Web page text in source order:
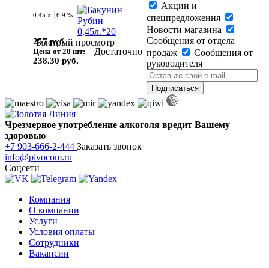
Быстрый просмотр
0.45 л. 6.9 %
257 руб.
Цена от 20 шт:
238.30 руб.
Достаточно
Акции и
спецпредложения
Новости магазина
Сообщения от отдела
продаж
Сообщения от
руководителя
Чрезмерное употребление алкоголя вредит Вашему
здоровью
+7 903-666-2-444 Заказать звонок
info@pivocom.ru
Соцсети
Компания
О компании
Услуги
Условия оплаты
Сотрудники
Вакансии